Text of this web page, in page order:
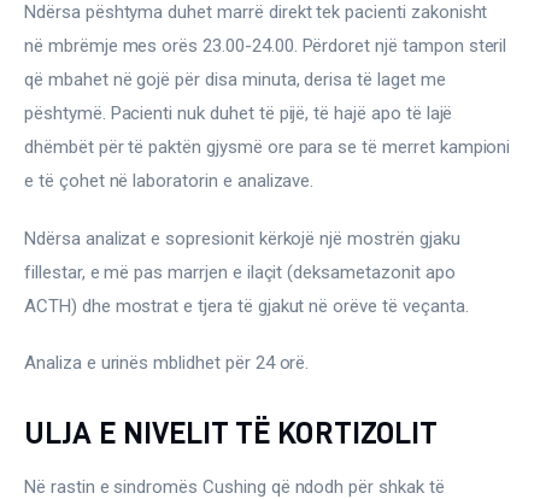
Ndërsa pështyma duhet marrë direkt tek pacienti zakonisht
në mbrëmje mes orës 23.00-24.00. Përdoret një tampon steril
që mbahet në gojë për disa minuta, derisa të laget me
pështymë. Pacienti nuk duhet të pijë, të hajë apo të lajë
dhëmbët për të paktën gjysmë ore para se të merret kampioni
e të çohet në laboratorin e analizave.
Ndërsa analizat e sopresionit kërkojë një mostrën gjaku
fillestar, e më pas marrjen e ilaçit (deksametazonit apo
ACTH) dhe mostrat e tjera të gjakut në orëve të veçanta.
Analiza e urinës mblidhet për 24 orë.
ULJA E NIVELIT TË KORTIZOLIT
Në rastin e sindromës Cushing që ndodh për shkak të